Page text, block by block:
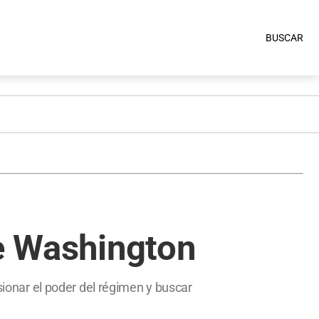
BUSCAR
Washington
el poder del régimen y buscar